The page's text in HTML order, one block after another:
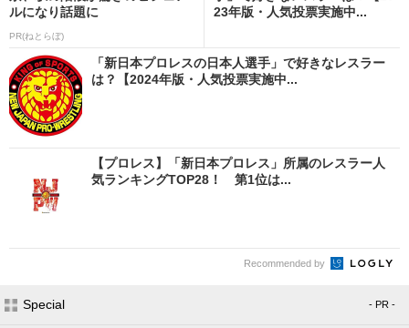
ルになり話題に
PR(ねとらぼ)
23年版・人気投票実施中...
「新日本プロレスの日本人選手」で好きなレスラー
は？【2024年版・人気投票実施中...
【プロレス】「新日本プロレス」所属のレスラー人
気ランキングTOP28！ 第1位は...
Recommended by
Special - PR -